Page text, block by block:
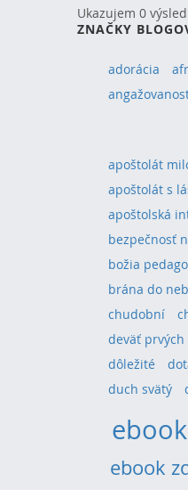
Ukazujem 0
ZNAČKY
adorácia
apoštolát
apoštolát s
apoštolská
bezpečnosť
božia
brána do
chudobní
deväť prvých
dôležité
duch svätý
ebook